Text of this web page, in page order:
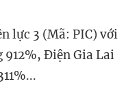
lực 3 (Mã: PIC) với
912%, Điện Gia Lai